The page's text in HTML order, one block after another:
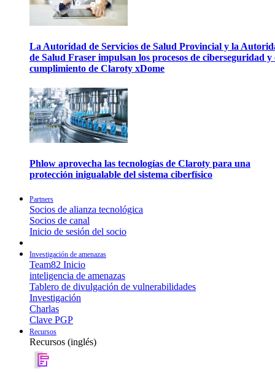
La Autoridad de Servicios de Salud Provincial y la
de Salud Fraser impulsan los procesos de ciberseguridad y
cumplimiento de Claroty xDome
Phlow aprovecha las tecnologías de Claroty para una
protección inigualable del sistema ciberfísico
Partners
Socios de alianza tecnológica
Socios de canal
Inicio de sesión del socio
Investigación de amenazas
Team82 Inicio
inteligencia de amenazas
Tablero de divulgación de vulnerabilidades
Investigación
Charlas
Clave PGP
Recursos
Recursos (inglés)